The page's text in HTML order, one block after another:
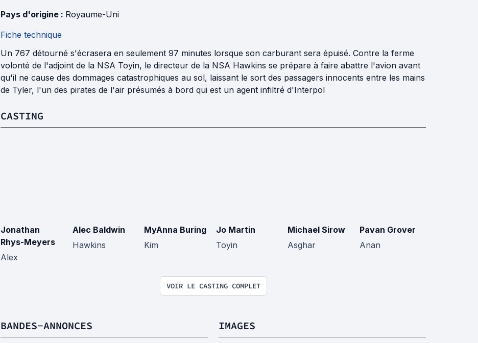
Pays d'origine : Royaume-Uni
Fiche technique
Un 767 détourné s'écrasera en seulement 97 minutes lorsque son carburant sera épuisé. Contre la ferme
volonté de l'adjoint de la NSA Toyin, le directeur de la NSA Hawkins se prépare à faire abattre l'avion avant
qu'il ne cause des dommages catastrophiques au sol, laissant le sort des passagers innocents entre les mains
de Tyler, l'un des pirates de l'air présumés à bord qui est un agent infiltré d'Interpol
CASTING
Jonathan
Rhys-Meyers
Alex
Alec Baldwin
Hawkins
MyAnna Buring
Kim
Jo Martin
Toyin
Michael Sirow
Asghar
Pavan Grover
Anan
VOIR LE CASTING COMPLET
BANDES-ANNONCES IMAGES